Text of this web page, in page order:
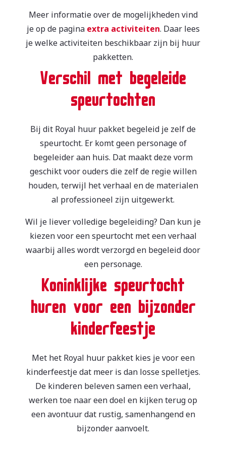
Meer informatie over de mogelijkheden vind
je op de pagina extra activiteiten. Daar lees
je welke activiteiten beschikbaar zijn bij huur
pakketten.
Verschil met begeleide
speurtochten
Bij dit Royal huur pakket begeleid je zelf de
speurtocht. Er komt geen personage of
begeleider aan huis. Dat maakt deze vorm
geschikt voor ouders die zelf de regie willen
houden, terwijl het verhaal en de materialen
al professioneel zijn uitgewerkt.
Wil je liever volledige begeleiding? Dan kun je
kiezen voor een speurtocht met een verhaal
waarbij alles wordt verzorgd en begeleid door
een personage.
Koninklijke speurtocht
huren voor een bijzonder
kinderfeestje
Met het Royal huur pakket kies je voor een
kinderfeestje dat meer is dan losse spelletjes.
De kinderen beleven samen een verhaal,
werken toe naar een doel en kijken terug op
een avontuur dat rustig, samenhangend en
bijzonder aanvoelt.